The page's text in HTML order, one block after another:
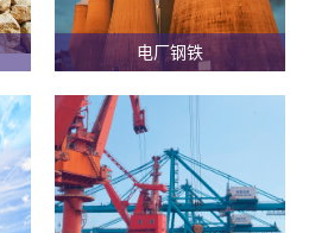
电厂钢铁